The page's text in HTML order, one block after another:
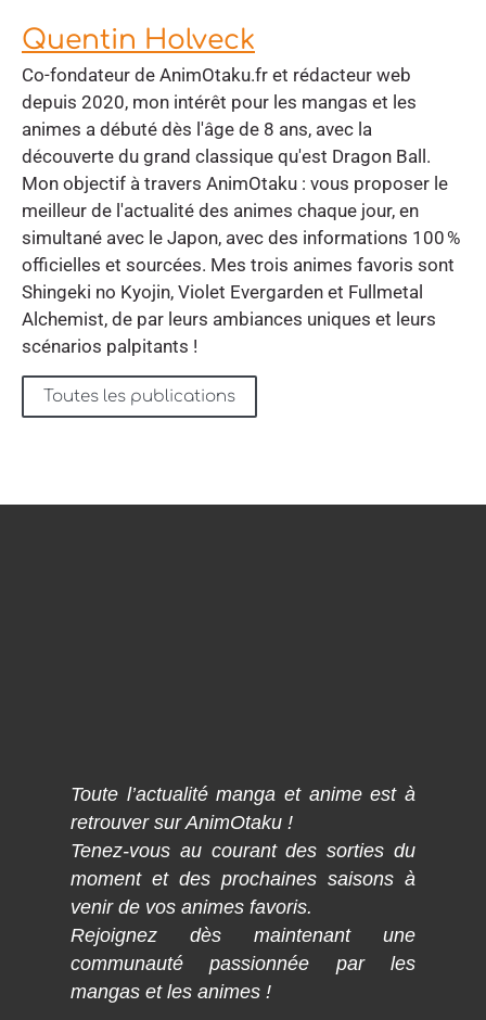
Quentin Holveck
Co-fondateur de AnimOtaku.fr et rédacteur web
depuis 2020, mon intérêt pour les mangas et les
animes a débuté dès l'âge de 8 ans, avec la
découverte du grand classique qu'est Dragon Ball.
Mon objectif à travers AnimOtaku : vous proposer le
meilleur de l'actualité des animes chaque jour, en
simultané avec le Japon, avec des informations 100 %
officielles et sourcées. Mes trois animes favoris sont
Shingeki no Kyojin, Violet Evergarden et Fullmetal
Alchemist, de par leurs ambiances uniques et leurs
scénarios palpitants !
Toutes les publications
Toute l’actualité manga et anime est à
retrouver sur AnimOtaku !
Tenez-vous au courant des sorties du
moment et des prochaines saisons à
venir de vos animes favoris.
Rejoignez dès maintenant une
communauté passionnée par les
mangas et les animes !